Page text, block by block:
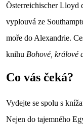
Österreichischer Lloyd
vyplouvá ze
moře do Alexandrie.
knihu Bohové, králové
Co vás čeká?
Vydejte se spolu s
Nejen do tajemného